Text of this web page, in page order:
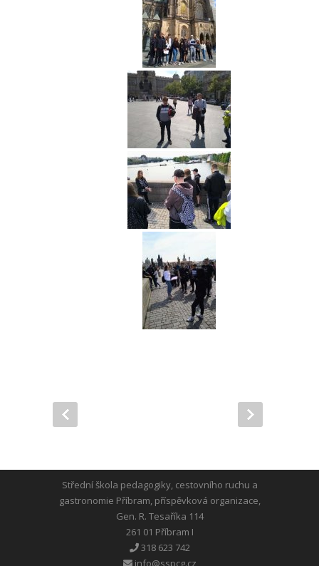
Střední škola pedagogiky, cestovního ruchu a
gastronomie Příbram, příspěvková organizace,
Gen. R. Tesaříka 114
261 01 Příbram I
318 623 742
info@sspcg.cz